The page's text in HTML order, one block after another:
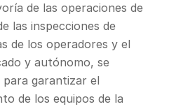
de las operaciones de
las inspecciones de
de los operadores y el
y autónomo, se
para garantizar el
de los equipos de la